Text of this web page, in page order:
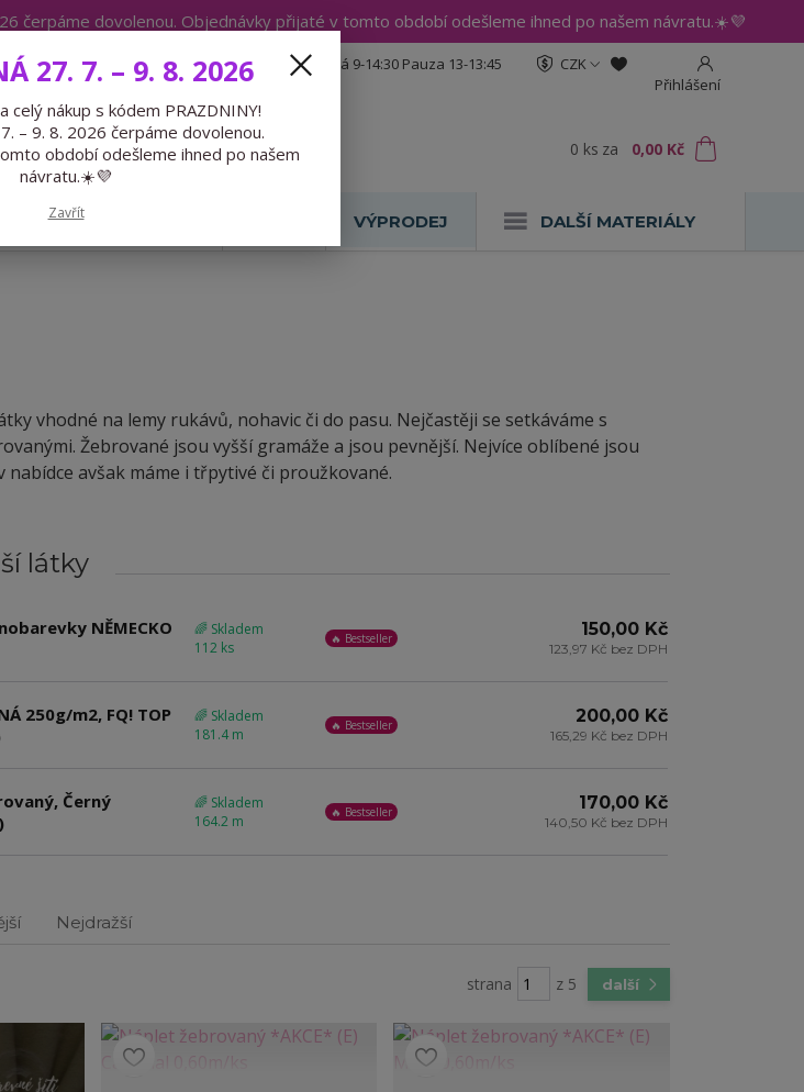
čerpáme dovolenou. Objednávky přijaté v tomto období odešleme ihned po našem návratu.☀️💜
CZK
Přihlášení
Hledat
Expedice 775 866 913 Po-Čt 9-15:30 Pá 9-14:30 Pauza 13-13:45
0 ks za 0,00 Kč
PŘEDOBJEDNÁVKY VÝPRODEJ DALŠÍ MATERIÁLY
vhodné na lemy rukávů, nohavic či do pasu. Nejčastěji se setkáváme s
Žebrované jsou vyšší gramáže a jsou pevnější. Nejvíce oblíbené jsou
nabídce avšak máme i třpytivé či proužkované.
látky
NĚMECKO
🌈 Skladem
112 ks
🔥 Bestseller 150,00 Kč
123,97 Kč bez DPH
250g/m2, FQ! TOP
🌈 Skladem
181.4 m
🔥 Bestseller 200,00 Kč
165,29 Kč bez DPH
Černý
🌈 Skladem
164.2 m
🔥 Bestseller 170,00 Kč
140,50 Kč bez DPH
Nejdražší
strana z 5 další
27. 7. – 9. 8. 2026
celý nákup s kódem PRAZDNINY!
– 9. 8. 2026 čerpáme dovolenou.
období odešleme ihned po našem
návratu.☀️💜
Zavřít